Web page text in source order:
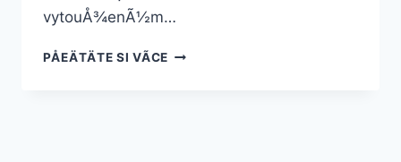
vytouÅ¾enÃ½m…
PÅEÄTÄTE SI VÃ­CEZELENÃ¡